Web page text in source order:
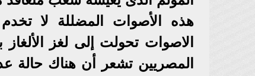
هذه الأصوات المضللة لا
الاصوات تحولت إلى لغز
المصريين تشعر أن هناك حالة